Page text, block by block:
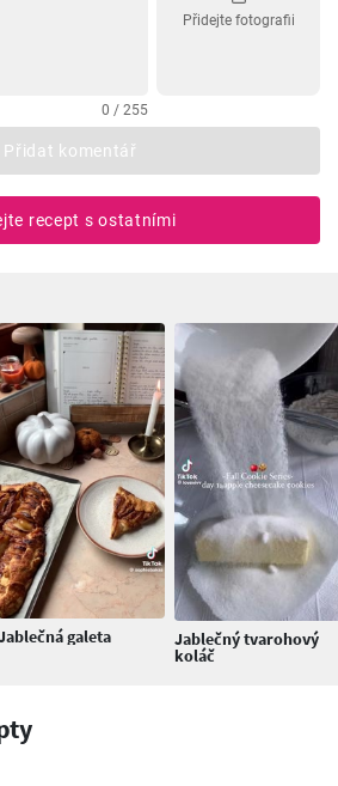
0 / 255
Přidejte fotografii
Přidat komentář
recept s ostatními
galeta Jablečný tvarohový
koláč